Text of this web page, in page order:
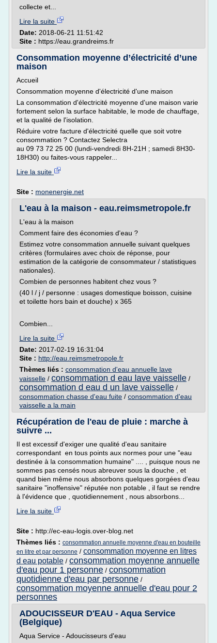
collecte et...
Lire la suite
Date: 2018-06-21 11:51:42
Site : https://eau.grandreims.fr
Consommation moyenne d’électricité d’une
maison
Accueil
Consommation moyenne d'électricité d'une maison
La consommation d'électricité moyenne d'une maison varie
fortement selon la surface habitable, le mode de chauffage,
et la qualité de l'isolation.
Réduire votre facture d'électricité quelle que soit votre
consommation ? Contactez Selectra
au 09 73 72 25 00 (lundi-vendredi 8H-21H ; samedi 8H30-
18H30) ou faites-vous rappeler...
Lire la suite
Site : monenergie.net
L'eau à la maison - eau.reimsmetropole.fr
L'eau à la maison
Comment faire des économies d'eau ?
Estimez votre consommation annuelle suivant quelques
critères (formulaires avec choix de réponse, pour
estimation de la catégorie de consommateur / statistiques
nationales).
Combien de personnes habitent chez vous ?
(40 l / j / personne : usages domestique boisson, cuisine
et toilette hors bain et douche) x 365
Combien...
Lire la suite
Date: 2017-02-19 16:31:04
Site : http://eau.reimsmetropole.fr
Thèmes liés : consommation d'eau annuelle lave
vaisselle / consommation d eau lave vaisselle /
consommation d eau d un lave vaisselle /
consommation chasse d'eau fuite / consommation d'eau
vaisselle a la main
Récupération de l'eau de pluie : marche à
suivre ...
Il est excessif d'exiger une qualité d'eau sanitaire
correspondant en tous points aux normes pour une "eau
destinée à la consommation humaine" .... , puisque nous ne
sommes pas censés nous abreuver sous la douche , et
quand bien même nous absorbons quelques gorgées d'eau
sanitaire "inoffensive" réputée non potable , il faut se rendre
à l'évidence que , quotidiennement , nous absorbons...
Lire la suite
Site : http://ec-eau-logis.over-blog.net
Thèmes liés : consommation annuelle moyenne d'eau en bouteille
en litre et par personne / consommation moyenne en litres
d eau potable / consommation moyenne annuelle
d'eau pour 1 personne / consommation
quotidienne d'eau par personne /
consommation moyenne annuelle d'eau pour 2
personnes
ADOUCISSEUR D'EAU - Aqua Service
(Belgique)
Aqua Service - Adoucisseurs d'eau